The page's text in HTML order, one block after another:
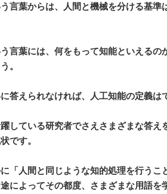
言葉からは、人間と機械を分ける基準
言葉には、何をもって知能といえるの
。
答えられなければ、人工知能の定義は
している研究者でさえさまざまな答え
です。
「人間と同じような知的処理を行うこ
によってその都度、さまざまな用語を